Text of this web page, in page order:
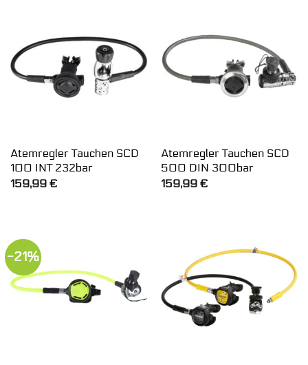
Atemregler Tauchen SCD
100 INT 232bar
159,99 €
Atemregler Tauchen SCD
500 DIN 300bar
159,99 €
-21%